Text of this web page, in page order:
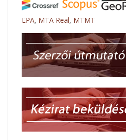
EPA, MTA Real, MTMT